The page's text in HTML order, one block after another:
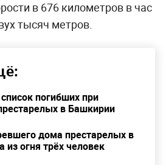
в 676 километров в час
тысяч метров.
погибших при
в Башкирии
дома престарелых в
из огня трёх человек